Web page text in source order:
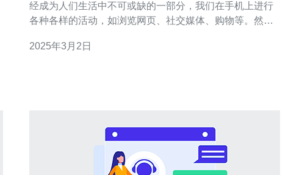
经成为人们生活中不可或缺的一部分，我们在手机上进行
各种各样的活动，如浏览网页、社交媒体、购物等。然
缓慢或者无法加载等情况。为了解决这个问题，许多人开
2025年3月2日